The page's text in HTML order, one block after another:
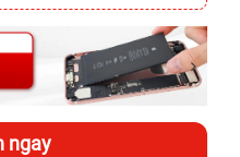
ngay